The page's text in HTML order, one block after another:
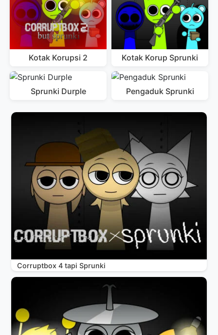
Kotak Korupsi 2 Kotak Korup Sprunki
Sprunki Durple Pengaduk Sprunki
Corruptbox 4 tapi Sprunki